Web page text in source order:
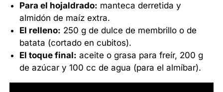
Para el hojaldrado: manteca derretida y
almidón de maíz extra.
El relleno: 250 g de dulce de membrillo o de
batata (cortado en cubitos).
El toque final: aceite o grasa para freír, 200 g
de azúcar y 100 cc de agua (para el almíbar).